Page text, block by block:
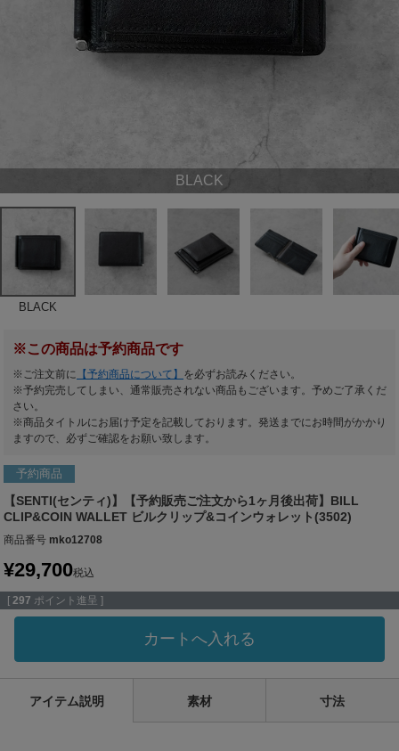
BLACK
BLACK
※この商品は予約商品です
※ご注文前に 【予約商品について】 を必ずお読みください。
※予約完売してしまい、通常販売されない商品もございます。予めご了承くだ
さい。
※商品タイトルにお届け予定を記載しております。発送までにお時間がかかり
ますので、必ずご確認をお願い致します。
予約商品
【SENTI(センティ)】【予約販売ご注文から1ヶ月後出荷】BILL
CLIP&COIN WALLET ビルクリップ&コインウォレット(3502)
商品番号 mko12708
¥29,700税込
[ 297 ポイント進呈 ]
カートへ入れる
アイテム説明 素材 寸法